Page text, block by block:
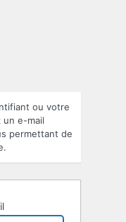
ou votre
un e-mail
permettant de